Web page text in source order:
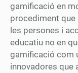
gamificació en
procediment
les persones i
educatiu no en
gamificació com
innovadores que